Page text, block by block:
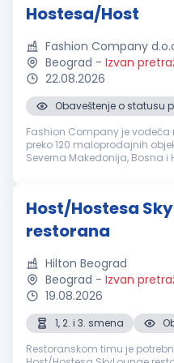
Hostesa/Host
Fashion Company
Beograd - Izvan
22.08.2026
Obaveštenje o statusu
Fashion Company je
preko 120 maloprodajnih
Severna Makedonija, Bosna i
Host/Hostesa
restorana
Hilton Beograd
Beograd - Izvan
19.08.2026
1, 2. i 3. smena
Restoranskom timu je